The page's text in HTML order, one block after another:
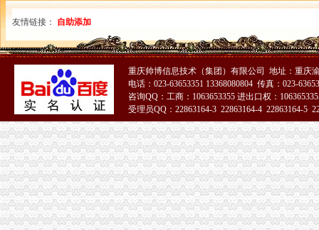
一般纳税人资格查询
什么是一般纳税人？怎么办理一般纳税人资格登记？
增值税一般纳税人资格认定管理办
增值税一般纳税人资格认定
增值税一般纳税人资格认定管理办
广西：增值税一般纳税人认定告别审批制改为登记制-广西新闻网
广西：增值税一般纳税人认定告别审批制改为登记制-广西新闻网
一般纳税人资格认证书—在线播放—优酷网,高清在线观看
一般纳税人资格证
苏州一般纳税人申请一般纳税人资格-苏州58同城
增值税一般纳税人资格认定-110律咨询网
一般纳税人资格证书-搜百科
山东国税门户网站一般纳税人资格查询
三证合一后,一般纳税人资格登记还提供税务登记证吗_中华会计网校_
一般纳税人资格证
友情链接： 自助添加
重庆帅博信息技术（集团）有限公司 地址：重庆
电话：023-63653351 13368080804 传真：023-
咨询QQ：工商：1063653355 进出口权：
受理员QQ：22863164-3 22863164-4 22863164-5